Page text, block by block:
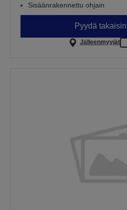
Sisäänrakennettu ohjain
Pyydä
Jälleenmyyjät